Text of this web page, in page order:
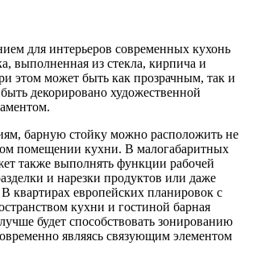
для интерьеров современных кухонь
выполненная из стекла, кирпича и
этом может быть как прозрачным, так и
декорировано художественной
барную стойку можно расположить не
помещении кухни. В малогабаритных
также выполнять функции рабочей
и нарезки продуктов или даже
квартирах европейских планировок с
кухни и гостиной барная
будет способствовать зонированию
являясь связующим элементом